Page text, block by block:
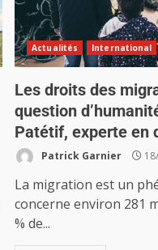
Actualités International
Les droits des
question
Patétif, experte en
Patrick Garnier
La migration est un
concerne environ 281
% de...